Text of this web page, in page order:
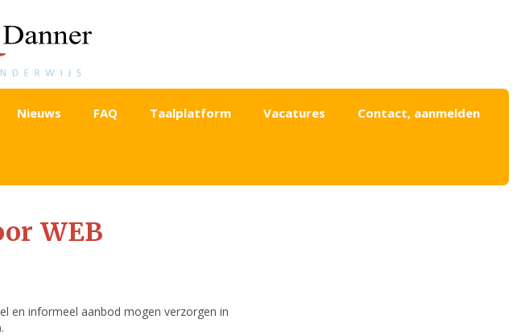
Nieuws FAQ Taalplatform Vacatures Contact, aanmelden
WEB
en informeel aanbod mogen verzorgen in